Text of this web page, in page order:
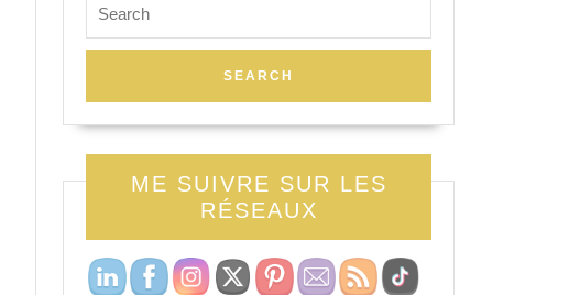
for:
ME SUIVRE SUR LES
RÉSEAUX